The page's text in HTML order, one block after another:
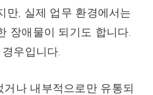
만, 실제 업무 환경에서는
장애물이 되기도 합니다.
우입니다.
나 내부적으로만 유통되